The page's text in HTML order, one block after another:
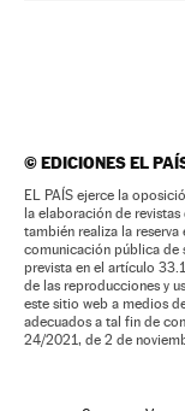
©EDICIONES EL
EL PAÍS ejerce la
la elaboración de
también realiza la
comunicación pública de
prevista en el artículo
de las reproducciones y
este sitio web a medios
adecuados a tal fin de
24/2021, de 2 de